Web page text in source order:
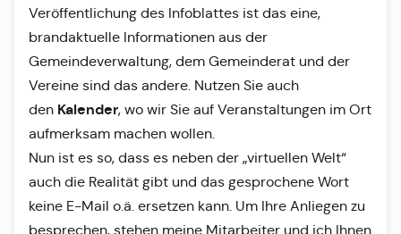
Veröffentlichung des Infoblattes ist das eine,
brandaktuelle Informationen aus der
Gemeindeverwaltung, dem Gemeinderat und der
Vereine sind das andere. Nutzen Sie auch
den Kalender, wo wir Sie auf Veranstaltungen im Ort
aufmerksam machen wollen.
Nun ist es so, dass es neben der „virtuellen Welt“
auch die Realität gibt und das gesprochene Wort
keine E-Mail o.ä. ersetzen kann. Um Ihre Anliegen zu
besprechen, stehen meine Mitarbeiter und ich Ihnen